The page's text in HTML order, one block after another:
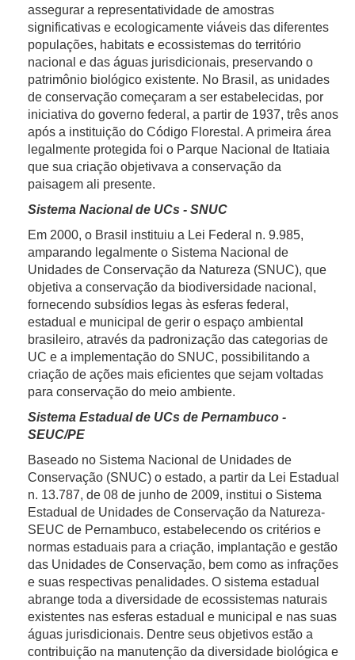
assegurar a representatividade de amostras
significativas e ecologicamente viáveis das diferentes
populações, habitats e ecossistemas do território
nacional e das águas jurisdicionais, preservando o
patrimônio biológico existente. No Brasil, as unidades
de conservação começaram a ser estabelecidas, por
iniciativa do governo federal, a partir de 1937, três anos
após a instituição do Código Florestal. A primeira área
legalmente protegida foi o Parque Nacional de Itatiaia
que sua criação objetivava a conservação da
paisagem ali presente.
Sistema Nacional de UCs - SNUC
Em 2000, o Brasil instituiu a Lei Federal n. 9.985,
amparando legalmente o Sistema Nacional de
Unidades de Conservação da Natureza (SNUC), que
objetiva a conservação da biodiversidade nacional,
fornecendo subsídios legas às esferas federal,
estadual e municipal de gerir o espaço ambiental
brasileiro, através da padronização das categorias de
UC e a implementação do SNUC, possibilitando a
criação de ações mais eficientes que sejam voltadas
para conservação do meio ambiente.
Sistema Estadual de UCs de Pernambuco -
SEUC/PE
Baseado no Sistema Nacional de Unidades de
Conservação (SNUC) o estado, a partir da Lei Estadual
n. 13.787, de 08 de junho de 2009, institui o Sistema
Estadual de Unidades de Conservação da Natureza-
SEUC de Pernambuco, estabelecendo os critérios e
normas estaduais para a criação, implantação e gestão
das Unidades de Conservação, bem como as infrações
e suas respectivas penalidades. O sistema estadual
abrange toda a diversidade de ecossistemas naturais
existentes nas esferas estadual e municipal e nas suas
águas jurisdicionais. Dentre seus objetivos estão a
contribuição na manutenção da diversidade biológica e